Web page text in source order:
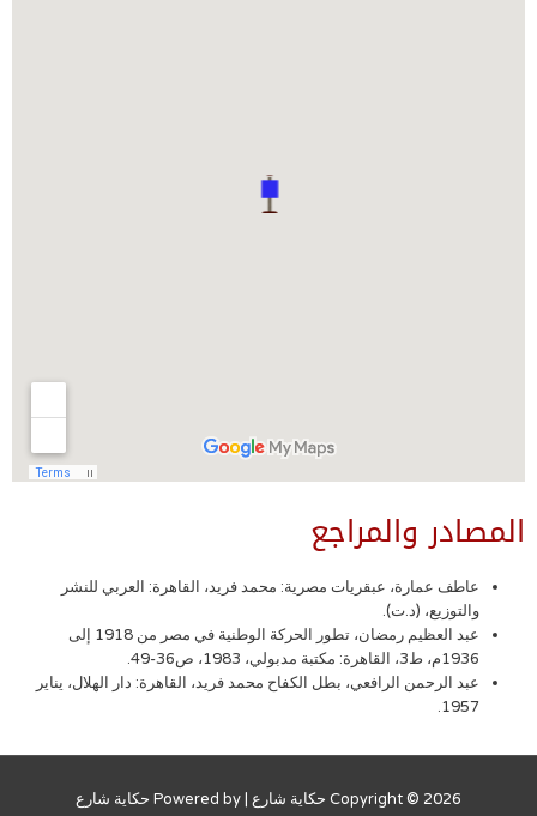
المصادر والمراجع
عاطف عمارة، عبقريات مصرية: محمد فريد، القاهرة: العربي للنشر
والتوزيع، (د.ت).
عبد العظيم رمضان، تطور الحركة الوطنية في مصر من 1918 إلى
1936م، ط3، القاهرة: مكتبة مدبولي، 1983، ص36-49.
عبد الرحمن الرافعي، بطل الكفاح محمد فريد، القاهرة: دار الهلال، يناير
1957.
Copyright © 2026 حكاية شارع | Powered by حكاية شارع